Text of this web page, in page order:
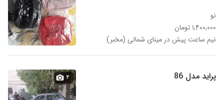
نو
۱,۴۰۰,۰۰۰ تومان
نیم ساعت پیش در مینای شمالی (مخبر)
پراید مدل 86 ۴